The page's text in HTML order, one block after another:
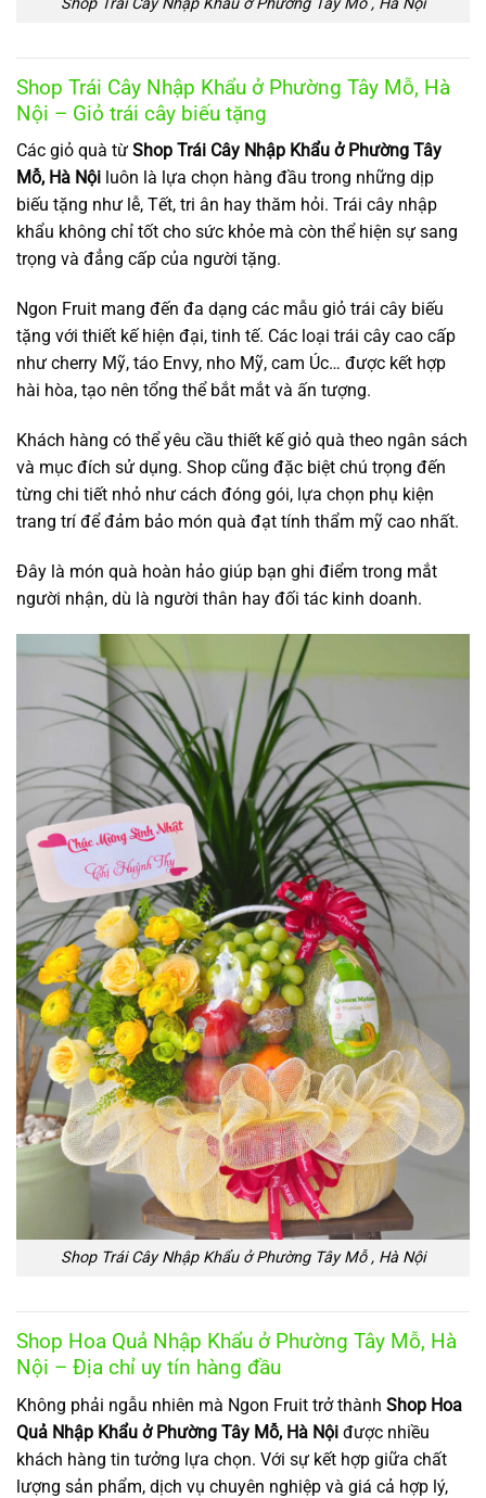
Shop Trái Cây Nhập Khẩu ở Phường Tây Mỗ, Hà
Nội – Giỏ trái cây biếu tặng
Các giỏ quà từ Shop Trái Cây Nhập Khẩu ở Phường Tây
Mỗ, Hà Nội luôn là lựa chọn hàng đầu trong những dịp
biếu tặng như lễ, Tết, tri ân hay thăm hỏi. Trái cây nhập
khẩu không chỉ tốt cho sức khỏe mà còn thể hiện sự sang
trọng và đẳng cấp của người tặng.
Ngon Fruit mang đến đa dạng các mẫu giỏ trái cây biếu
tặng với thiết kế hiện đại, tinh tế. Các loại trái cây cao cấp
như cherry Mỹ, táo Envy, nho Mỹ, cam Úc… được kết hợp
hài hòa, tạo nên tổng thể bắt mắt và ấn tượng.
Khách hàng có thể yêu cầu thiết kế giỏ quà theo ngân sách
và mục đích sử dụng. Shop cũng đặc biệt chú trọng đến
từng chi tiết nhỏ như cách đóng gói, lựa chọn phụ kiện
trang trí để đảm bảo món quà đạt tính thẩm mỹ cao nhất.
Đây là món quà hoàn hảo giúp bạn ghi điểm trong mắt
người nhận, dù là người thân hay đối tác kinh doanh.
Shop Trái Cây Nhập Khẩu ở Phường Tây Mỗ , Hà Nội
Shop Hoa Quả Nhập Khẩu ở Phường Tây Mỗ, Hà
Nội – Địa chỉ uy tín hàng đầu
Không phải ngẫu nhiên mà Ngon Fruit trở thành Shop Hoa
Quả Nhập Khẩu ở Phường Tây Mỗ, Hà Nội được nhiều
khách hàng tin tưởng lựa chọn. Với sự kết hợp giữa chất
lượng sản phẩm, dịch vụ chuyên nghiệp và giá cả hợp lý,